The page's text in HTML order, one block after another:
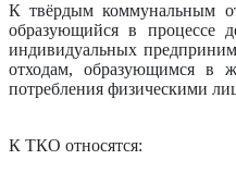
К твёрдым коммунальным
образующийся в процессе
индивидуальных
отходам, образующимся в
потребления физическими
К ТКО относятся: